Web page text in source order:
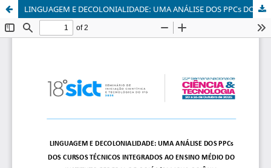
LINGUAGEM E DECOLONIALIDADE: UMA ANÁLISE DOS PPCs DOS CURSOS TÉCNICOS INTEGRADOS AO ENSINO MÉDIO DO INSTITUTO FEDERAL DE GOIÁS/CAMPUS GOIÂNIA